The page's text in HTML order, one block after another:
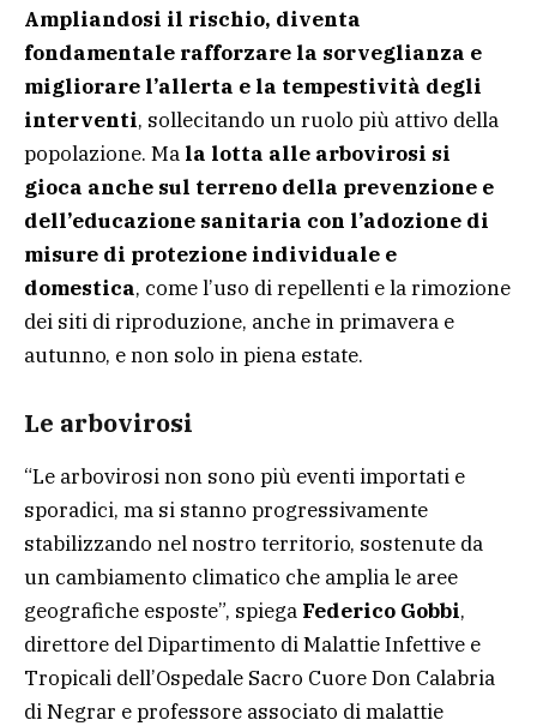
Ampliandosi il rischio, diventa
fondamentale rafforzare la sorveglianza e
migliorare l’allerta e la tempestività degli
interventi, sollecitando un ruolo più attivo della
popolazione. Ma la lotta alle arbovirosi si
gioca anche sul terreno della prevenzione e
dell’educazione sanitaria con l’adozione di
misure di protezione individuale e
domestica, come l’uso di repellenti e la rimozione
dei siti di riproduzione, anche in primavera e
autunno, e non solo in piena estate.
Le arbovirosi
“Le arbovirosi non sono più eventi importati e
sporadici, ma si stanno progressivamente
stabilizzando nel nostro territorio, sostenute da
un cambiamento climatico che amplia le aree
geografiche esposte”, spiega Federico Gobbi,
direttore del Dipartimento di Malattie Infettive e
Tropicali dell’Ospedale Sacro Cuore Don Calabria
di Negrar e professore associato di malattie